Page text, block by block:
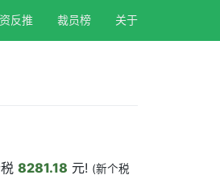
反推 裁员榜 关于
8281.18 元! (新个税